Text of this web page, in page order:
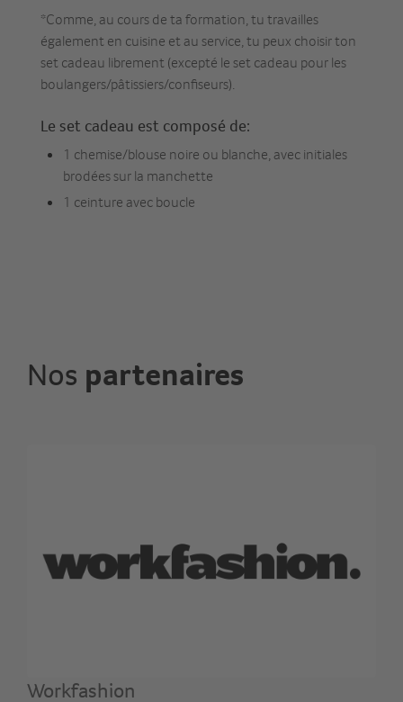
*Comme, au cours de ta formation, tu travailles
également en cuisine et au service, tu peux choisir ton
set cadeau librement (excepté le set cadeau pour les
boulangers/pâtissiers/confiseurs).
Le set cadeau est composé de:
1 chemise/blouse noire ou blanche, avec initiales
brodées sur la manchette
1 ceinture avec boucle
Nos partenaires
Workfashion